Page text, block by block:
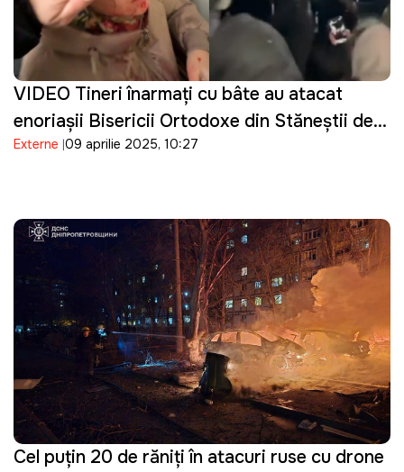
VIDEO Tineri înarmați cu bâte au atacat
enoriaşii Bisericii Ortodoxe din Stăneştii de
Sus, Cernăuţi, pentru a prelua controlul
Externe 09 aprilie 2025, 10:27
Cel puțin 20 de răniți în atacuri ruse cu drone